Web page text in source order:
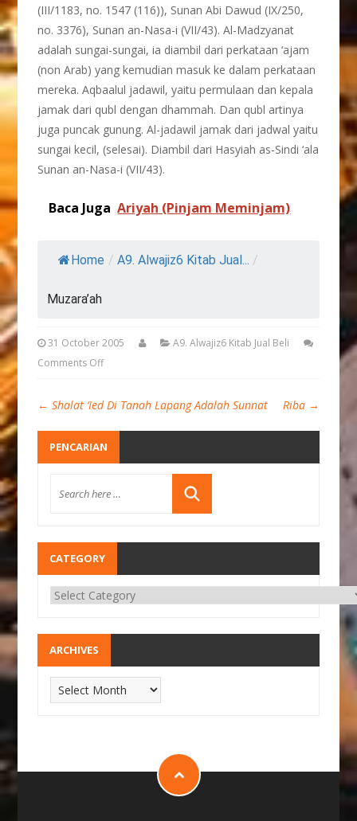
(III/1183, no. 1547 (116)), Sunan Abi Dawud (IX/250,
no. 3376), Sunan an-Nasa-i (VII/43). Al-Madzyanat
adalah sungai-sungai, ia diambil dari perkataan ‘ajam
(non Arab) yang kemudian masuk ke dalam perkataan
mereka. Aqbaalul jadawil, yaitu permulaan dan kepala
jamak dari qubl dengan dhammah. Dan qubl artinya
juga puncak gunung. Al-jadawil jamak dari jadwal yaitu
sungai kecil, (selesai). Diambil dari Hasyiah as-Sindi ‘ala
Sunan an-Nasa-i (VII/43).
Baca Juga Ariyah (Pinjam Meminjam)
Home / A9. Alwajiz6 Kitab Jual... /
Muzara’ah
31 October 2005
A9. Alwajiz6 Kitab Jual Beli
Comments Off
← Shalat ‘Ied Di Tanah Lapang Adalah Sunnat Riba →
PENCARIAN
CATEGORY
ARCHIVES